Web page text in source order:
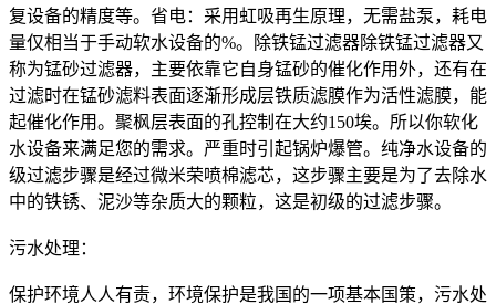
复设备的精度等。省电：采用虹吸再生原理，无需盐泵，耗电
量仅相当于手动软水设备的%。除铁锰过滤器除铁锰过滤器又
称为锰砂过滤器，主要依靠它自身锰砂的催化作用外，还有在
过滤时在锰砂滤料表面逐渐形成层铁质滤膜作为活性滤膜，能
起催化作用。聚枫层表面的孔控制在大约150埃。所以你软化
水设备来满足您的需求。严重时引起锅炉爆管。纯净水设备的
级过滤步骤是经过微米荣喷棉滤芯，这步骤主要是为了去除水
中的铁锈、泥沙等杂质大的颗粒，这是初级的过滤步骤。
污水处理：
保护环境人人有责，环境保护是我国的一项基本国策，污水处